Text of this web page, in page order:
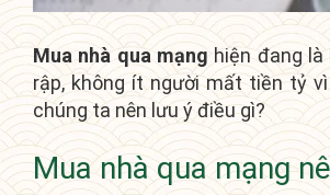
Mua nhà qua mạnghiện đang là
rập, không ít người mất tiền tỷ
chúng ta nên lưu ý điều gì?
Mua nhà qua mạng